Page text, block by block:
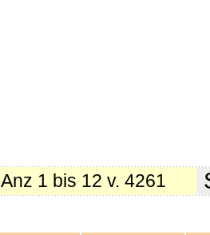
Anz 1 bis 12 v. 4261